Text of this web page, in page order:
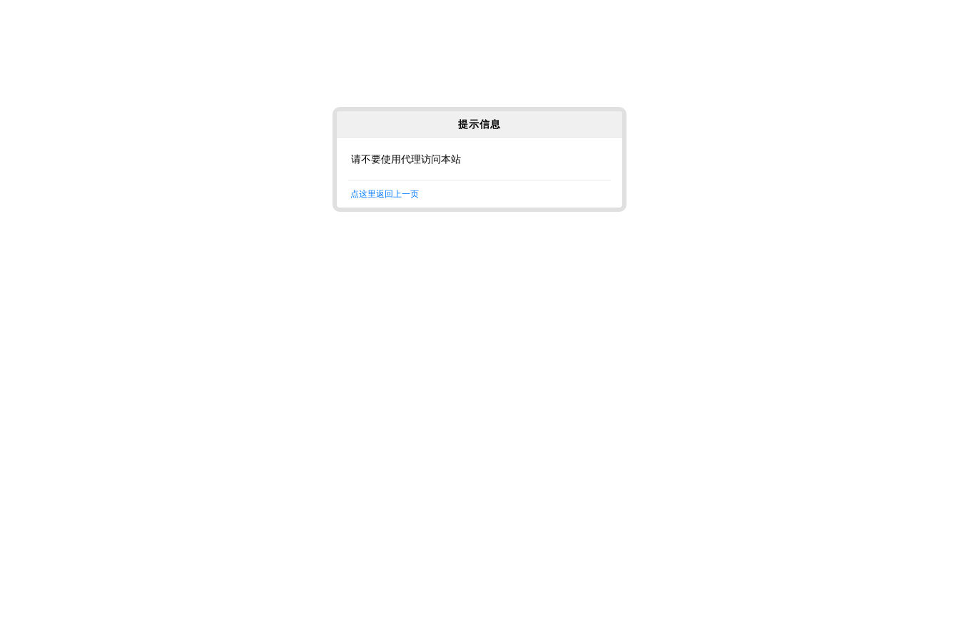
提示信息
请不要使用代理访问本站
点这里返回上一页